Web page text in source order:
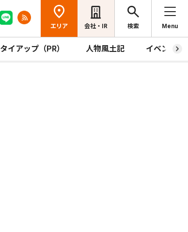
エリア 会社・IR 検索 Menu
タイアップ（PR） 人物風土記 イベント